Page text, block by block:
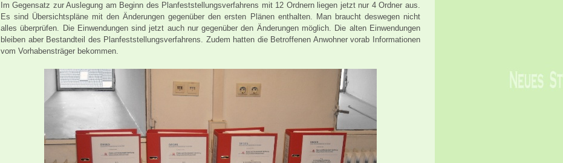
Im Gegensatz zur Auslegung am Beginn des Planfeststellungsverfahrens mit 12 Ordnern liegen jetzt nur 4 Ordner aus.
Es sind Übersichtspläne mit den Änderungen gegenüber den ersten Plänen enthalten. Man braucht deswegen nicht
alles überprüfen. Die Einwendungen sind jetzt auch nur gegenüber den Änderungen möglich. Die alten Einwendungen
bleiben aber Bestandteil des Planfeststellungsverfahrens. Zudem hatten die Betroffenen Anwohner vorab Informationen
vom Vorhabensträger bekommen.